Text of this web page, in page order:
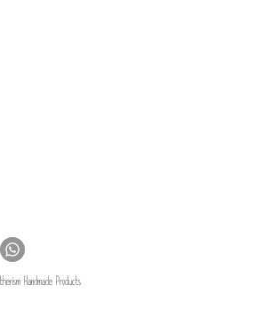
Handmade Products